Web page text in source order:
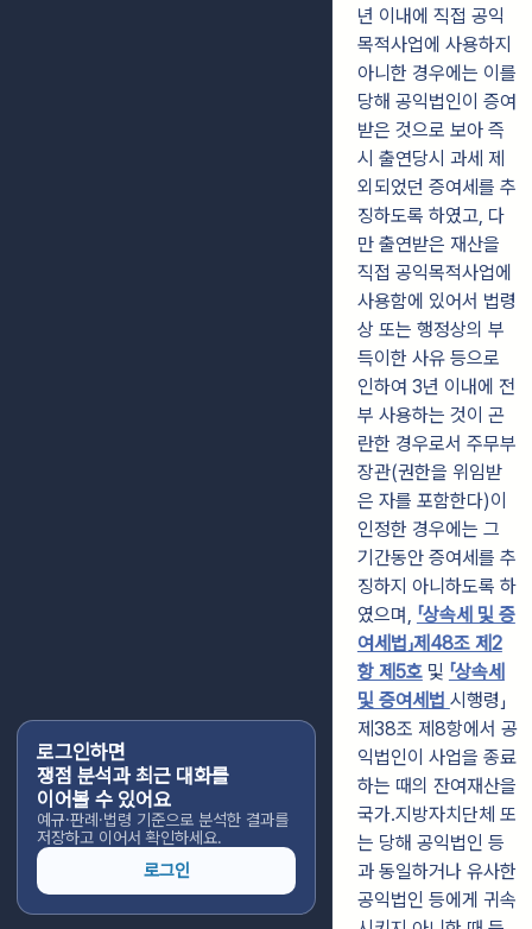
로그인하면
쟁점 분석과 최근 대화를
이어볼 수 있어요
예규·판례·법령 기준으로 분석한 결과를
저장하고 이어서 확인하세요.
로그인
년 이내에 직접 공익
목적사업에 사용하지
아니한 경우에는 이를
당해 공익법인이 증여
받은 것으로 보아 즉
시 출연당시 과세 제
외되었던 증여세를 추
징하도록 하였고, 다
만 출연받은 재산을
직접 공익목적사업에
사용함에 있어서 법령
상 또는 행정상의 부
득이한 사유 등으로
인하여 3년 이내에 전
부 사용하는 것이 곤
란한 경우로서 주무부
장관(권한을 위임받
은 자를 포함한다)이
인정한 경우에는 그
기간동안 증여세를 추
징하지 아니하도록 하
였으며, 「상속세 및 증
여세법」제48조 제2
항 제5호및 「상속세
및 증여세법 시행령」
제38조 제8항에서 공
익법인이 사업을 종료
하는 때의 잔여재산을
국가․지방자치단체 또
는 당해 공익법인 등
과 동일하거나 유사한
공익법인 등에게 귀속